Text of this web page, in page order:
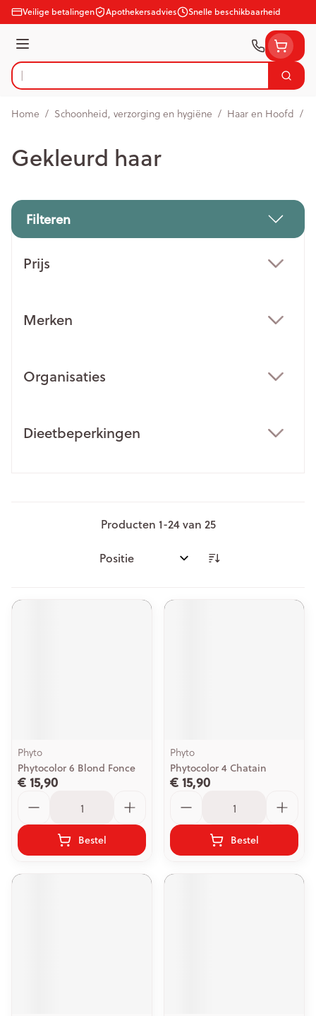
Ga naar de inhoud
Veilige betalingen Apothekersadvies Snelle beschikbaarheid
Menu
Product, merk, categorie...
Zoek
Home / Schoonheid, verzorging en hygiëne / Haar en Hoofd /
Gekleurd haar
Filteren
Prijs
Merken
Organisaties
Dieetbeperkingen
Producten 1-24van 25
Sorteer op:
Phyto
Phytocolor 6 Blond Fonce
€ 15,90
Bestel
Phyto
Phytocolor 4 Chatain
€ 15,90
Bestel